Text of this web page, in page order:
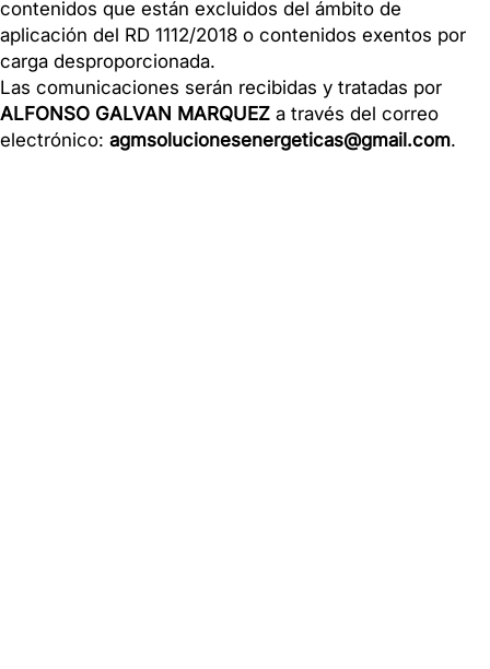
contenidos que están excluidos del ámbito de
aplicación del RD 1112/2018 o contenidos exentos por
carga desproporcionada.
Las comunicaciones serán recibidas y tratadas por
ALFONSO GALVAN MARQUEZ a través del correo
electrónico: agmsolucionesenergeticas@gmail.com.